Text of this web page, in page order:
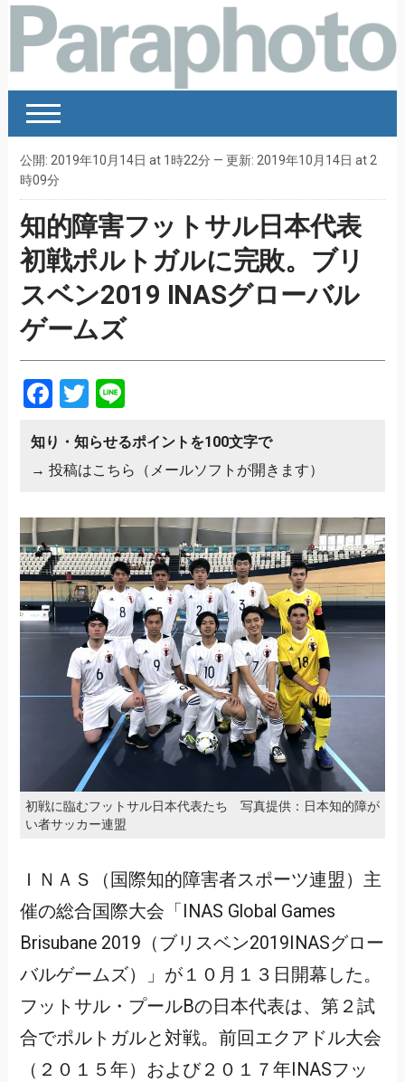
公開: 2019年10月14日 at 1時22分 — 更新: 2019年10月14日 at 2
時09分
知的障害フットサル日本代表
初戦ポルトガルに完敗。ブリ
スベン2019 INASグローバル
ゲームズ
Facebook
Twitter
Line
知り・知らせるポイントを100文字で
→ 投稿はこちら（メールソフトが開きます）
初戦に臨むフットサル日本代表たち 写真提供：日本知的障が
い者サッカー連盟
ＩＮＡＳ（国際知的障害者スポーツ連盟）主
催の総合国際大会「INAS Global Games
Brisubane 2019（ブリスベン2019INASグロー
バルゲームズ）」が１０月１３日開幕した。
フットサル・プールBの日本代表は、第２試
合でポルトガルと対戦。前回エクアドル大会
（２０１５年）および２０１７年INASフッ